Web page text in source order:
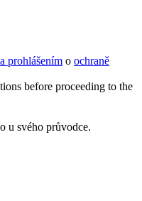
prohlášením o ochraně
before proceeding to the
u svého průvodce.